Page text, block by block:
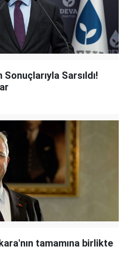
Sarsıldı!
tamamına birlikte